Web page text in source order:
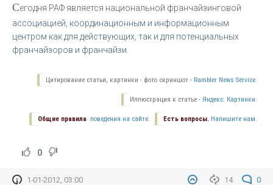
Сегодня РАФ является национальной франчайзинговой
ассоциацией, координационным и информационным
центром как для действующих, так и для потенциальных
франчайзоров и франчайзи.
Цитирование статьи, картинки - фото скриншот - Rambler News Service.
Иллюстрация к статье - Яндекс. Картинки.
Есть вопросы. Напишите нам.
Общие правила поведения на сайте.
0
14 0
1-01-2012, 03:00